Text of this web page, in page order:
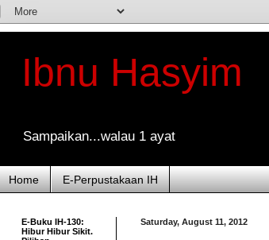
Ibnu Hasyim
Sampaikan...walau 1 ayat
Home E-Perpustakaan IH
Saturday, August 11, 2012
E-Buku IH-130:
Hibur Hibur Sikit.